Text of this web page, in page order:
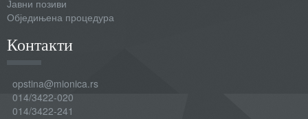
Јавни позиви
Обједињена процедура
Контакти
opstina@mionica.rs
014/3422-020
014/3422-241